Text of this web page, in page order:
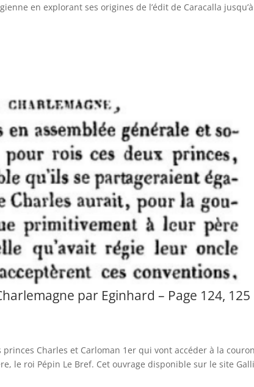
en explorant ses origines de l’édit de Caracalla jusqu’à
par Eginhard – Page 124,
princes Charles et Carloman 1er qui vont accéder à la
le roi Pépin Le Bref. Cet ouvrage disponible sur le site